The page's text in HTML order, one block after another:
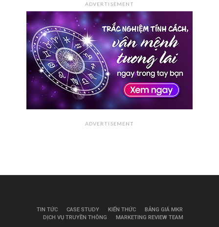
ADVERTISEMENT
ADVERTISEMENT
TIN TỨC CASE STUDY KIẾN THỨC
BẢNG GIÁ MKR
DỊCH VỤ TRUYỀN THÔNG
MARKETING REVIEW TEAM